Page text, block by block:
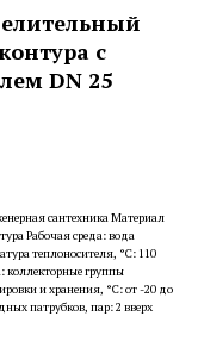
с
DN 25
сантехника Материал
Рабочая среда: вода
теплоносителя, °С: 110
группы
и хранения, °С: от -20 до
патрубков, пар: 2 вверх